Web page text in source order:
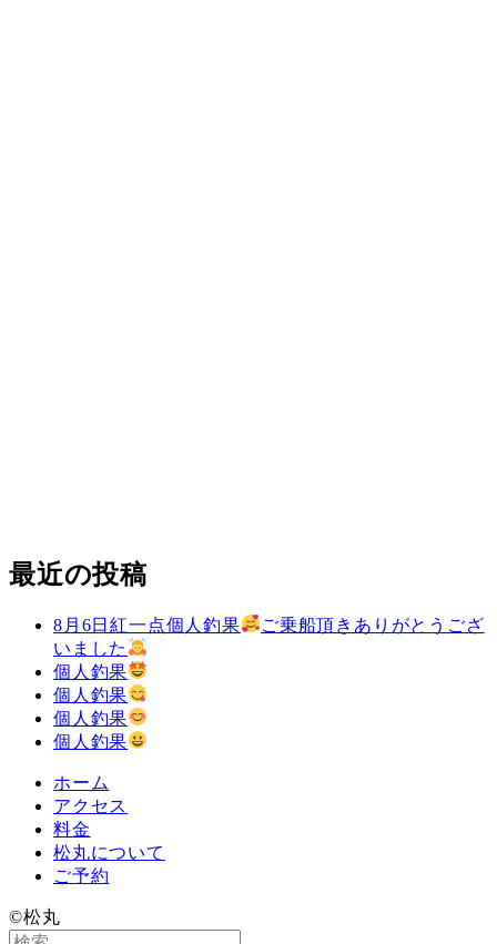
最近の投稿
8月6日紅一点個人釣果
ご乗船頂きありがとうござ
いました
個人釣果
個人釣果
個人釣果
個人釣果
ホーム
アクセス
料金
松丸について
ご予約
©️松丸
検